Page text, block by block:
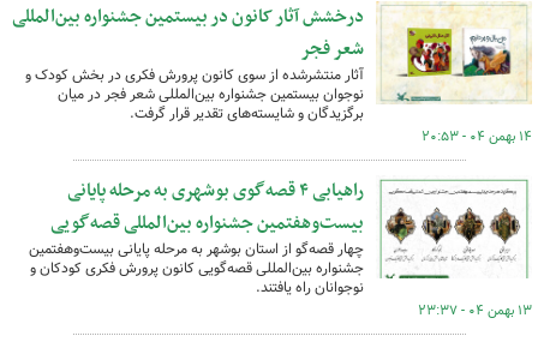
درخشش آثار کانون در بیستمین جشنواره بین‌المللی
شعر فجر
آثار منتشرشده از سوی کانون پرورش فکری در بخش کودک و
نوجوان بیستمین جشنواره بین‌المللی شعر فجر در میان
برگزیدگان و شایسته‌های تقدیر قرار گرفت.
۱۴ بهمن ۰۴ - ۲۰:۵۳
راهیابی ۴ قصه‌گوی بوشهری به مرحله پایانی
بیست‌وهفتمین جشنواره بین‌المللی قصه‌گویی
چهار قصه‌گو از استان بوشهر به مرحله پایانی بیست‌وهفتمین
جشنواره بین‌المللی قصه‌گویی کانون پرورش فکری کودکان و
نوجوانان راه یافتند.
۱۳ بهمن ۰۴ - ۲۳:۳۷